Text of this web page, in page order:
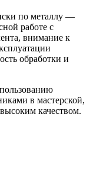
по металлу —
работе с
внимание к
обработки и
в мастерской,
качеством.